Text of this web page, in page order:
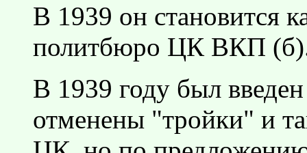
В 1939 он становится
политбюро ЦК ВКП
В 1939 году был
отменены "тройки" и